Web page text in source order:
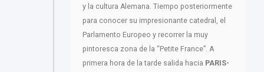
y la cultura Alemana. Tiempo posteriormente
para conocer su impresionante catedral, el
Parlamento Europeo y recorrer la muy
pintoresca zona de la “Petite France”. A
primera hora de la tarde salida hacia PARIS-